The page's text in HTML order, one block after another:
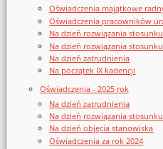
Oświadczenia majątkowe
Oświadczenia pracowników
Na dzień rozwiązania
Na dzień rozwiązania
Na dzień zatrudnienia
Na początek IX kadencji
Oświadczenia - 2025 rok
Na dzień zatrudnienia
Na dzień rozwiązania
Na dzień objęcia stanowiska
Oświadczenia za rok 2024